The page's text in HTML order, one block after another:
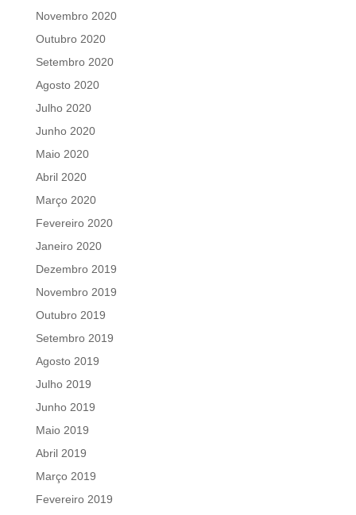
Novembro 2020
Outubro 2020
Setembro 2020
Agosto 2020
Julho 2020
Junho 2020
Maio 2020
Abril 2020
Março 2020
Fevereiro 2020
Janeiro 2020
Dezembro 2019
Novembro 2019
Outubro 2019
Setembro 2019
Agosto 2019
Julho 2019
Junho 2019
Maio 2019
Abril 2019
Março 2019
Fevereiro 2019